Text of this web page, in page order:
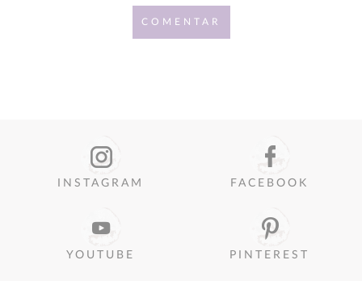
COMENTAR
INSTAGRAM FACEBOOK
YOUTUBE PINTEREST